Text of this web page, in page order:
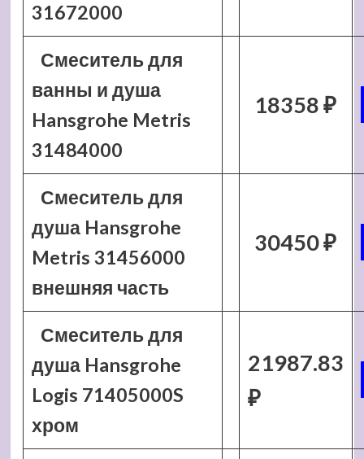
31672000
Смеситель для
ванны и душа
Hansgrohe Metris
31484000
18358 ₽
Смеситель для
душа Hansgrohe
Metris 31456000
внешняя часть
30450 ₽
Смеситель для
душа Hansgrohe
Logis 71405000S
хром
21987.83
₽